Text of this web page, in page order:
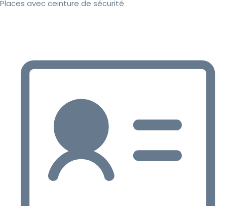
Places avec ceinture de sécurité